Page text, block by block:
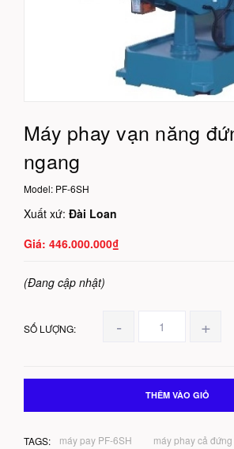
Máy phay vạn năng
ngang
Model: PF-6SH
Xuất xứ: Đài Loan
446.000.000₫
(Đang cập nhật)
SỐ LƯỢNG: - +
THÊM VÀO GIỎ
TAGS: máy pay PF-6SH máy phay cả